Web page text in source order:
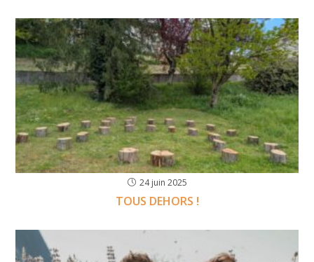
24 juin 2025
TOUS DEHORS !